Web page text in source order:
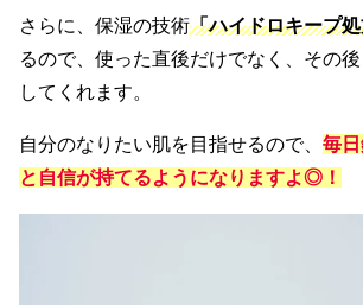
さらに、保湿の技術「ハイドロキープ
るので、使った直後だけでなく、その
してくれます。
自分のなりたい肌を目指せるので、 毎
と自信が持てるようになりますよ◎！